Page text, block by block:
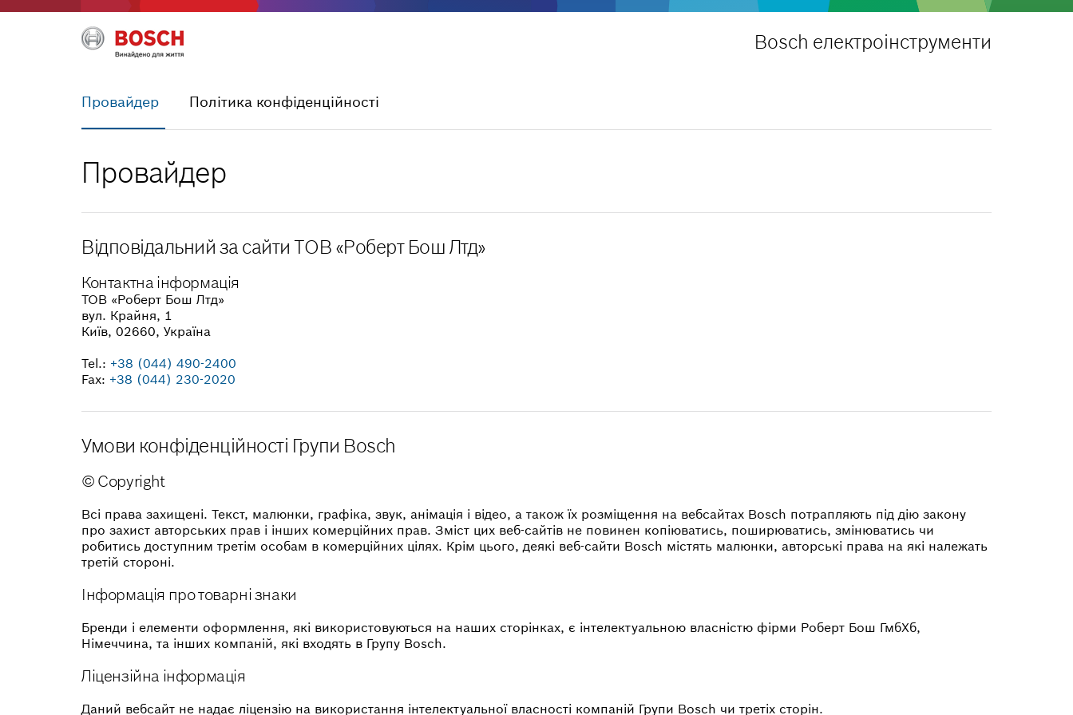
Bosch електроінструменти
Провайдер Політика конфіденційності
Провайдер
Відповідальний за сайти ТОВ «Роберт Бош Лтд»
Контактна інформація
ТОВ «Роберт Бош Лтд»
вул. Крайня, 1
Київ, 02660, Україна
Tel.: +38 (044) 490-2400
Fax: +38 (044) 230-2020
Умови конфіденційності Групи Bosch
© Copyright
Всі права захищені. Текст, малюнки, графіка, звук, анімація і відео, а також їх розміщення на вебсайтах Bosch потрапляють під дію закону
про захист авторських прав і інших комерційних прав. Зміст цих веб-сайтів не повинен копіюватись, поширюватись, змінюватись чи
робитись доступним третім особам в комерційних цілях. Крім цього, деякі веб-сайти Bosch містять малюнки, авторські права на які належать
третій стороні.
Інформація про товарні знаки
Бренди і елементи оформлення, які використовуються на наших сторінках, є інтелектуальною власністю фірми Роберт Бош ГмбХб,
Німеччина, та інших компаній, які входять в Групу Bosch.
Ліцензійна інформація
Даний вебсайт не надає ліцензію на використання інтелектуальної власності компаній Групи Bosch чи третіх сторін.